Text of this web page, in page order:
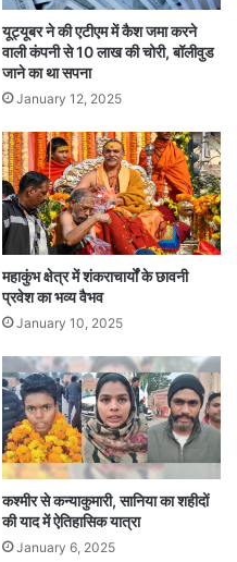
यूट्यूबर ने की एटीएम में कैश जमा करने
वाली कंपनी से 10 लाख की चोरी, बॉलीवुड
जाने का था सपना
January 12, 2025
महाकुंभ क्षेत्र में शंकराचार्यों के छावनी
प्रवेश का भव्य वैभव
January 10, 2025
कश्मीर से कन्याकुमारी, सानिया का शहीदों
की याद में ऐतिहासिक यात्रा
January 6, 2025